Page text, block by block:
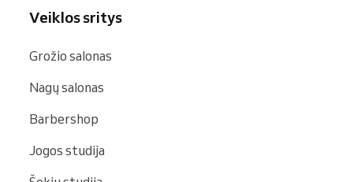
Veiklos sritys
Grožio salonas
Nagų salonas
Barbershop
Jogos studija